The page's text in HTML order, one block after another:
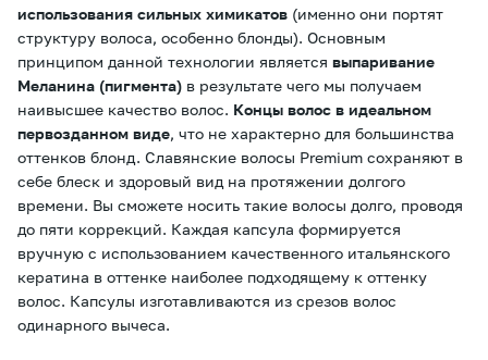
использования сильных химикатов (именно они портят
структуру волоса, особенно блонды). Основным
принципом данной технологии является выпаривание
Меланина (пигмента) в результате чего мы получаем
наивысшее качество волос. Концы волос в идеальном
первозданном виде, что не характерно для большинства
оттенков блонд. Славянские волосы Premium сохраняют в
себе блеск и здоровый вид на протяжении долгого
времени. Вы сможете носить такие волосы долго, проводя
до пяти коррекций. Каждая капсула формируется
вручную с использованием качественного итальянского
кератина в оттенке наиболее подходящему к оттенку
волос. Капсулы изготавливаются из срезов волос
одинарного вычеса.